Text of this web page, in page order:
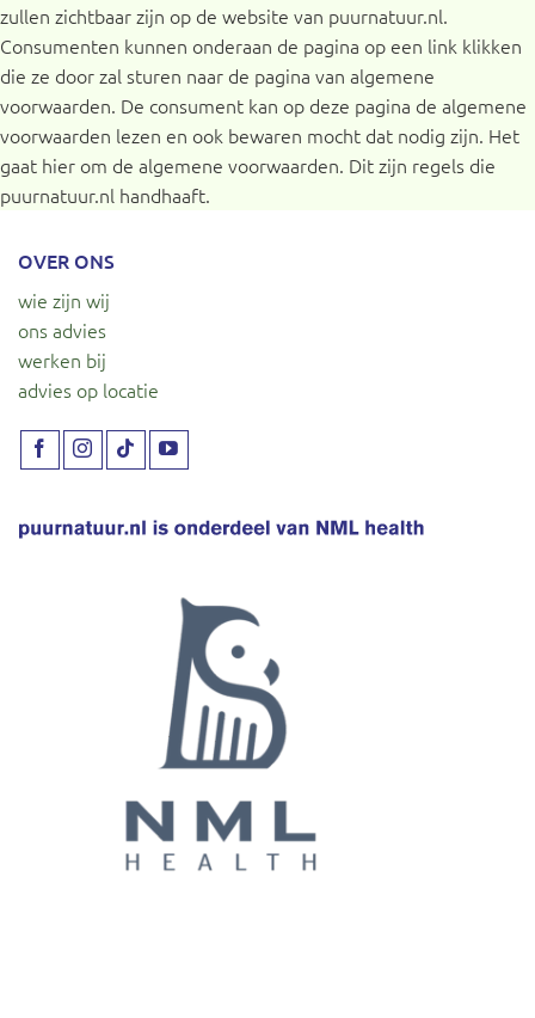
zullen zichtbaar zijn op de website van puurnatuur.nl.
Consumenten kunnen onderaan de pagina op een link klikken
die ze door zal sturen naar de pagina van algemene
voorwaarden. De consument kan op deze pagina de algemene
voorwaarden lezen en ook bewaren mocht dat nodig zijn. Het
gaat hier om de algemene voorwaarden. Dit zijn regels die
puurnatuur.nl handhaaft.
OVER ONS
wie zijn wij
ons advies
werken bij
advies op locatie